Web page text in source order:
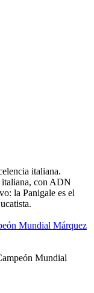
italiana.
italiana, con ADN
la Panigale es el
Mundial Márquez
Mundial